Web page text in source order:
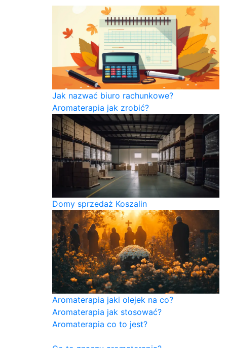
Jak nazwać biuro rachunkowe?
Aromaterapia jak zrobić?
Domy sprzedaż Koszalin
Aromaterapia jaki olejek na co?
Aromaterapia jak stosować?
Aromaterapia co to jest?